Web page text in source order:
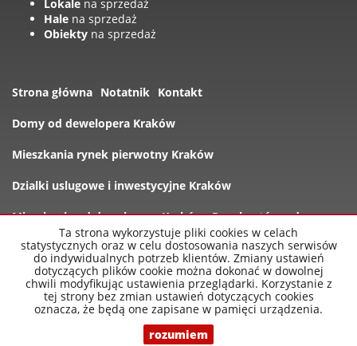
Lokale na sprzedaż
Hale na sprzedaż
Obiekty na sprzedaż
Strona główna Notatnik Kontakt
Domy od dewelopera Kraków
Mieszkania rynek pierwotny Kraków
Dzialki uslugowe i inwestycyjne Kraków
Mieszkania od dewelopera Kraków Rynek wtórny domy
Oferty
nowe-mieszkania-krakow.pl 2026 Program dla biur
Galactica Virgo
Ta strona wykorzystuje pliki cookies w celach
statystycznych oraz w celu dostosowania naszych serwisów
do indywidualnych potrzeb klientów. Zmiany ustawień
dotyczących plików cookie można dokonać w dowolnej
chwili modyfikując ustawienia przeglądarki. Korzystanie z
tej strony bez zmian ustawień dotyczących cookies
oznacza, że będą one zapisane w pamięci urządzenia.
rozumiem